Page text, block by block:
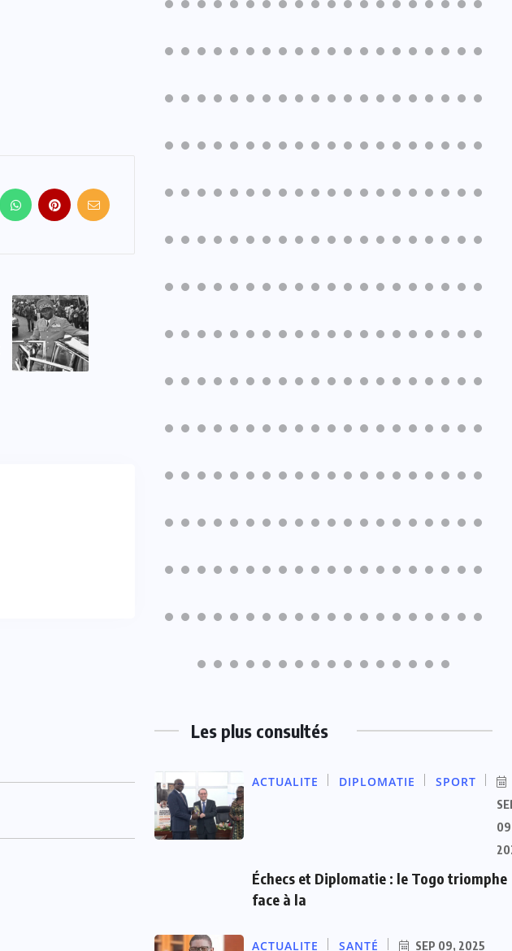
Les plus consultés
ACTUALITE DIPLOMATIE SPORT
Échecs et Diplomatie : le Togo triomphe
face à la
ACTUALITE SANTÉ SEP 09, 2025